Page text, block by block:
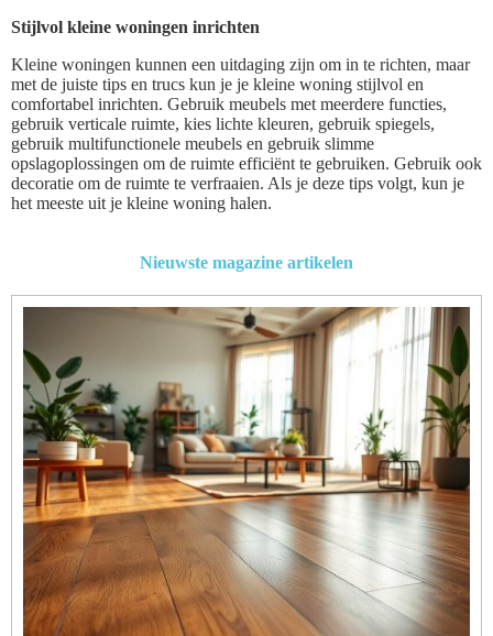
Stijlvol kleine woningen inrichten
Kleine woningen kunnen een uitdaging zijn om in te richten, maar
met de juiste tips en trucs kun je je kleine woning stijlvol en
comfortabel inrichten. Gebruik meubels met meerdere functies,
gebruik verticale ruimte, kies lichte kleuren, gebruik spiegels,
gebruik multifunctionele meubels en gebruik slimme
opslagoplossingen om de ruimte efficiënt te gebruiken. Gebruik ook
decoratie om de ruimte te verfraaien. Als je deze tips volgt, kun je
het meeste uit je kleine woning halen.
Nieuwste magazine artikelen